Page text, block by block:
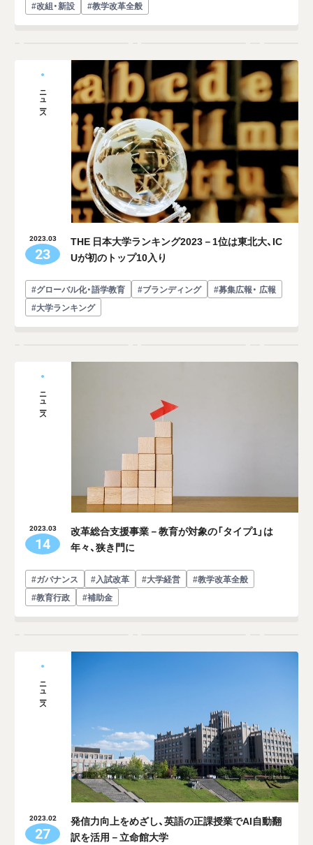
#改組・新設 #教学改革全般
ニュース
2023.03
23
THE 日本大学ランキング2023－1位は東北大、IC
Uが初のトップ10入り
#グローバル化・語学教育 #ブランディング
#募集広報・ 広報
#大学ランキング
ニュース
2023.03
14
改革総合支援事業－教育が対象の「タイプ1」は
年々、狭き門に
#ガバナンス #入試改革 #大学経営
#教学改革全般
#教育行政
#補助金
ニュース
2023.02
27
発信力向上をめざし、英語の正課授業でAI自動翻
訳を活用－立命館大学